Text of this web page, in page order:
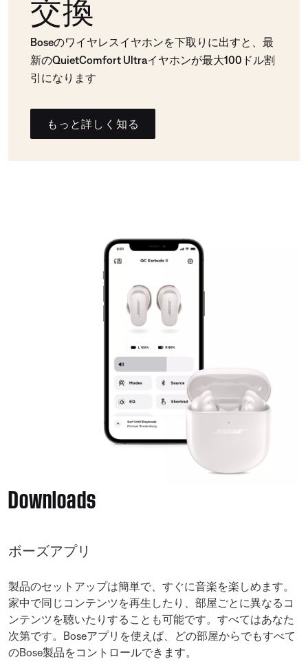
交換
Boseのワイヤレスイヤホンを下取りに出すと、最
新のQuietComfort Ultraイヤホンが最大100ドル割
引になります
もっと詳しく知る
Downloads
ボーズアプリ
製品のセットアップは簡単で、すぐに音楽を楽しめます。
家中で同じコンテンツを再生したり、部屋ごとに異なるコ
ンテンツを聴いたりすることも可能です。すべてはあなた
次第です。Boseアプリを使えば、どの部屋からでもすべて
のBose製品をコントロールできます。